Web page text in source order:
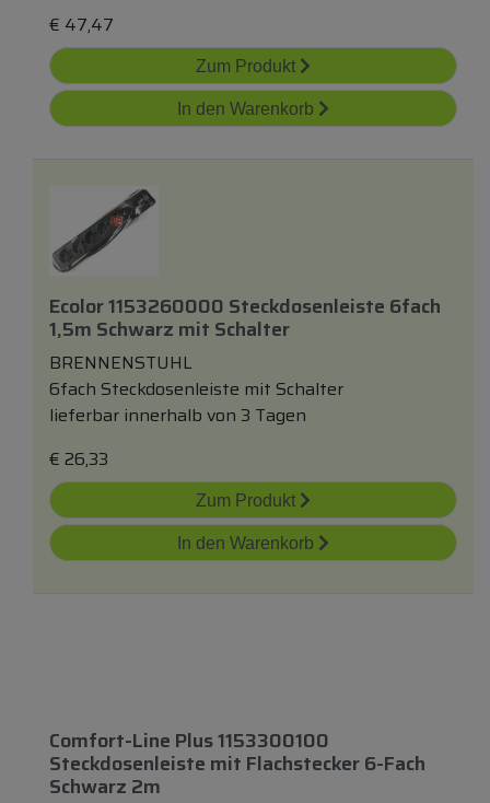
€ 47,47
Zum Produkt
In den Warenkorb
Ecolor 1153260000 Steckdosenleiste 6fach
1,5m Schwarz mit Schalter
BRENNENSTUHL
6fach Steckdosenleiste mit Schalter
lieferbar innerhalb von 3 Tagen
€ 26,33
Zum Produkt
In den Warenkorb
Comfort-Line Plus 1153300100
Steckdosenleiste mit Flachstecker 6-Fach
Schwarz 2m